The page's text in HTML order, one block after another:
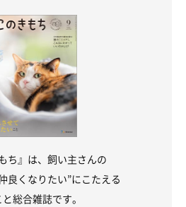
ち』は、飼い主さんの
良くなりたい”にこたえる
総合雑誌です。